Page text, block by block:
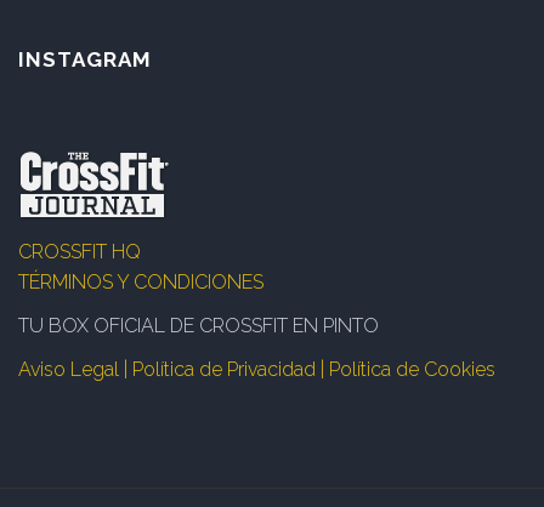
INSTAGRAM
CROSSFIT HQ
TÉRMINOS Y CONDICIONES
TU BOX OFICIAL DE CROSSFIT EN PINTO
Aviso Legal | Política de Privacidad | Política de Cookies